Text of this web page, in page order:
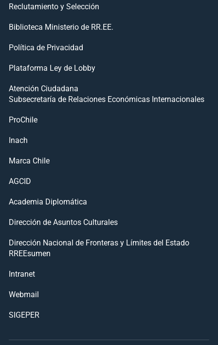
Reclutamiento y Selección
Biblioteca Ministerio de RR.EE.
Política de Privacidad
Plataforma Ley de Lobby
Atención Ciudadana
Subsecretaría de Relaciones Económicas Internacionales
ProChile
Inach
Marca Chile
AGCID
Academia Diplomática
Dirección de Asuntos Culturales
Dirección Nacional de Fronteras y Límites del Estado
RREEsumen
Intranet
Webmail
SIGEPER